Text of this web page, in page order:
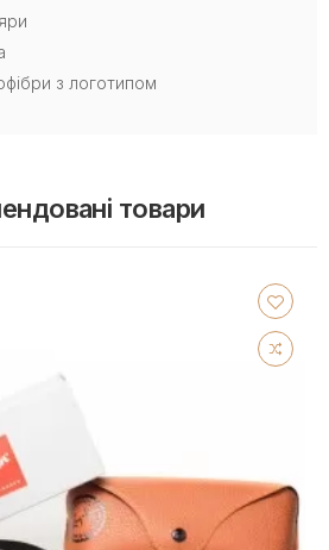
з логотипом
товари